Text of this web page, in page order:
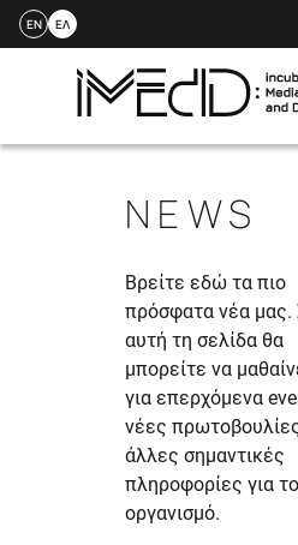
Skip
EN ΕΛ
NEWS
Βρείτε εδώ τα πιο
πρόσφατα νέα μας.
αυτή τη σελίδα θα
μπορείτε να
για επερχόμενα
νέες
άλλες σημαντικές
πληροφορίες για
οργανισμό.